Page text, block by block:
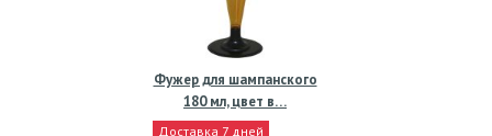
Фужер для шампанского
180 мл, цвет в…
Доставка 7 дней